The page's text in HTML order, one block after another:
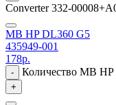
Converter 332-
MB HP DL360 G5
435949-001
178р.
- Количество MB
+